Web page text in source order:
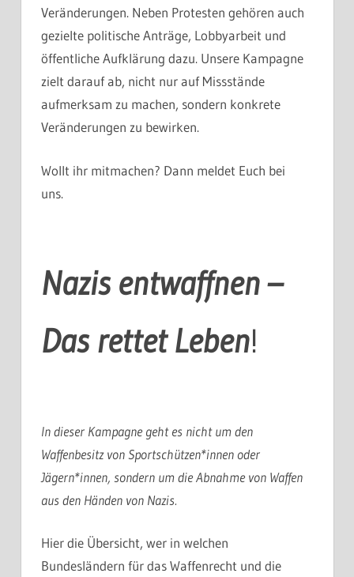
Veränderungen. Neben Protesten gehören auch
gezielte politische Anträge, Lobbyarbeit und
öffentliche Aufklärung dazu. Unsere Kampagne
zielt darauf ab, nicht nur auf Missstände
aufmerksam zu machen, sondern konkrete
Veränderungen zu bewirken.
Wollt ihr mitmachen? Dann meldet Euch bei
uns.
Nazis entwaffnen –
Das rettet Leben!
In dieser Kampagne geht es nicht um den
Waffenbesitz von Sportschützen*innen oder
Jägern*innen, sondern um die Abnahme von Waffen
aus den Händen von Nazis.
Hier die Übersicht, wer in welchen
Bundesländern für das Waffenrecht und die